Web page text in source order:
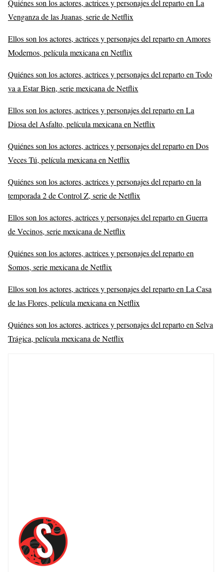
Quiénes son los actores, actrices y personajes del reparto en La
Venganza de las Juanas, serie de Netflix
Ellos son los actores, actrices y personajes del reparto en Amores
Modernos, película mexicana en Netflix
Quiénes son los actores, actrices y personajes del reparto en Todo
va a Estar Bien, serie mexicana de Netflix
Ellos son los actores, actrices y personajes del reparto en La
Diosa del Asfalto, película mexicana en Netflix
Quiénes son los actores, actrices y personajes del reparto en Dos
Veces Tú, película mexicana en Netflix
Quiénes son los actores, actrices y personajes del reparto en la
temporada 2 de Control Z, serie de Netflix
Ellos son los actores, actrices y personajes del reparto en Guerra
de Vecinos, serie mexicana de Netflix
Quiénes son los actores, actrices y personajes del reparto en
Somos, serie mexicana de Netflix
Ellos son los actores, actrices y personajes del reparto en La Casa
de las Flores, película mexicana en Netflix
Quiénes son los actores, actrices y personajes del reparto en Selva
Trágica, película mexicana de Netflix